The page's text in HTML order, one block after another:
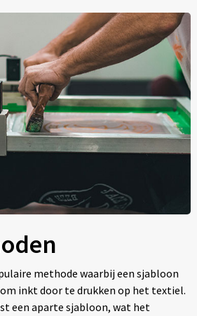
methode waarbij een sjabloon
inkt door te drukken op het textiel.
een aparte sjabloon, wat het